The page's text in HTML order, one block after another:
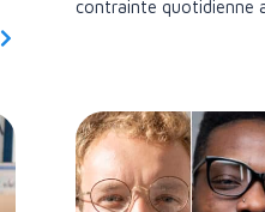
contrainte quotidienne